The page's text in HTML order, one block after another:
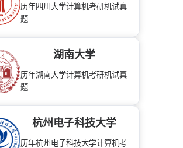
历年四川大学计算机考研机试真
题
湖南大学
历年湖南大学计算机考研机试真
题
杭州电子科技大学
历年杭州电子科技大学计算机考